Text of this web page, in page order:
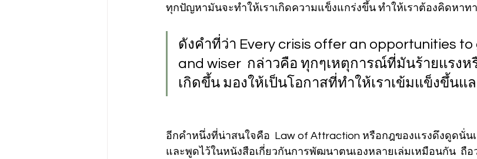
ทุกปัญหามันจะทำให้เราเกิดความแข็งแกร่งขึ้น ทำให้เราต้องคิดหาท
ดังคำที่ว่า Every crisis offer an opportunities
and wiser  กล่าวคือ ทุกๆเหตุการณ์ที่มันร้ายแรง
เกิดขึ้น มองให้เป็นโอกาสที่ทำให้เราเข้มแข็งขึ้นแ
อีกคำหนึ่งที่น่าสนใจคือ  Law of Attraction หรือกฎของแรงดึงดูดนั่น
และพูดไว้ในหนังสือเกี่ยวกันการพัฒนาตนเองหลายเล่มเหมือนกัน  ถือ